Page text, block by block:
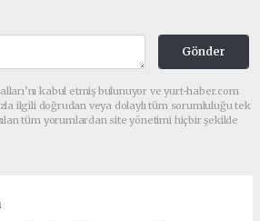
Gönder
kabul etmiş bulunuyor ve yurt-haber.com
ilgili doğrudan veya dolaylı tüm sorumluluğu tek
tüm yorumlardan site yönetimi hiçbir şekilde